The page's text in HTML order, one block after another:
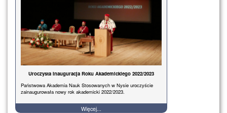
Uroczysta Inauguracja Roku Akademickiego 2022/2023
Państwowa Akademia Nauk Stosowanych w Nysie uroczyście
zainaugurowała nowy rok akademicki 2022/2023.
Więcej...